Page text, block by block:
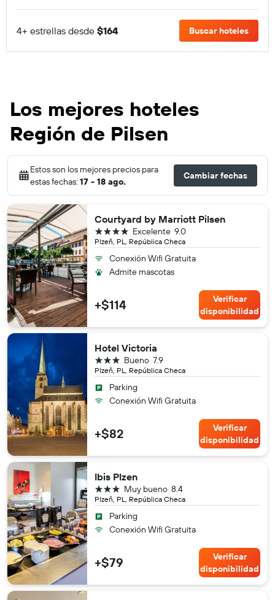
4+ estrellas desde $164 Buscar hoteles
Los mejores hoteles
Región de Pilsen
Estos son los mejores precios para
estas fechas: 17 - 18 ago.
Cambiar fechas
Courtyard by Marriott Pilsen
Plzeň, PL, República Checa
9.0
Excelente
4 estrellas
Conexión Wifi Gratuita
Admite mascotas
+$114
Verificar
disponibilidad
Hotel Victoria
Plzeň, PL, República Checa
7.9
Bueno
3 estrellas
Parking
Conexión Wifi Gratuita
+$82
Verificar
disponibilidad
Ibis Plzen
Plzeň, PL, República Checa
8.4
Muy bueno
3 estrellas
Parking
Conexión Wifi Gratuita
+$79
Verificar
disponibilidad